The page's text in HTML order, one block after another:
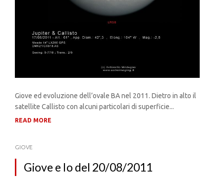
Giove ed evoluzione dell’ovale BA nel 2011. Dietro in alto il
satellite Callisto con alcuni particolari di superficie...
READ MORE
GIOVE
Giove e Io del 20/08/2011